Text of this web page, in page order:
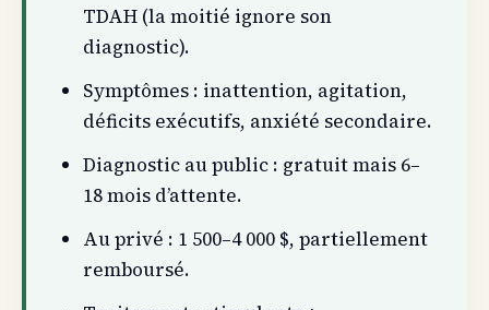
TDAH (la moitié ignore son
diagnostic).
Symptômes : inattention, agitation,
déficits exécutifs, anxiété secondaire.
Diagnostic au public : gratuit mais 6–
18 mois d’attente.
Au privé : 1 500–4 000 $, partiellement
remboursé.